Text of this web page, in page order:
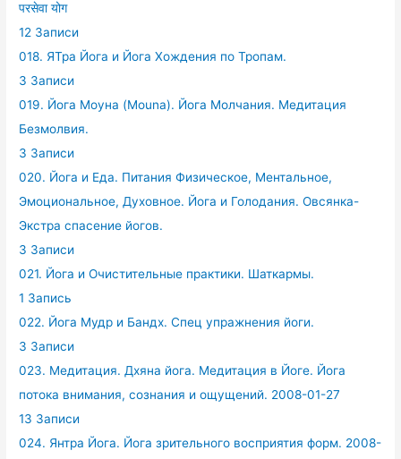
परसेवा योग
12 Записи
018. ЯТра Йога и Йога Хождения по Тропам.
3 Записи
019. Йога Моуна (Mouna). Йога Молчания. Медитация
Безмолвия.
3 Записи
020. Йога и Еда. Питания Физическое, Ментальное,
Эмоциональное, Духовное. Йога и Голодания. Овсянка-
Экстра спасение йогов.
3 Записи
021. Йога и Очистительные практики. Шаткармы.
1 Запись
022. Йога Мудр и Бандх. Спец упражнения йоги.
3 Записи
023. Медитация. Дхяна йога. Медитация в Йоге. Йога
потока внимания, сознания и ощущений. 2008-01-27
13 Записи
024. Янтра Йога. Йога зрительного восприятия форм. 2008-